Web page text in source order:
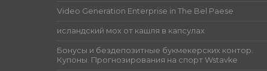
Video Generation Enterprise in The Bel Paese
исландский мох от кашля в капсулах
Бонусы и бездепозитные букмекерских контор.
Купоны. Прогнозирования на спорт Wstavke